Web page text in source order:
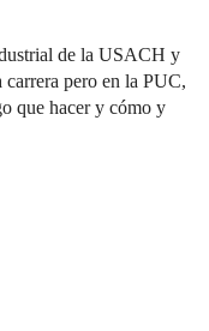
de la USACH y
carrera pero en la PUC,
que hacer y cómo y